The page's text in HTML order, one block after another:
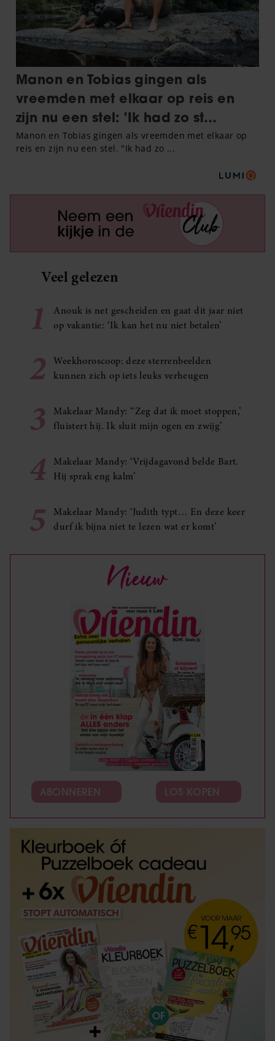
Veel gelezen
1
Anouk is net gescheiden en gaat dit jaar niet
op vakantie: ‘Ik kan het nu niet betalen’
2
Weekhoroscoop: deze sterrenbeelden
kunnen zich op iets leuks verheugen
3
Makelaar Mandy: ‘‘Zeg dat ik moet stoppen,’
fluistert hij. Ik sluit mijn ogen en zwijg’
4
Makelaar Mandy: ‘Vrijdagavond belde Bart.
Hij sprak eng kalm’
5
Makelaar Mandy: ‘Judith typt… En deze keer
durf ik bijna niet te lezen wat er komt’
Nieuw
ABONNEREN LOS KOPEN